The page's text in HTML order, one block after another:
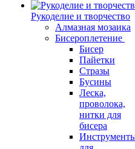
Рукоделие и творчество
Алмазная мозаика
Бисероплетение
Бисер
Пайетки
Стразы
Бусины
Леска,
проволока,
нитки для
бисера